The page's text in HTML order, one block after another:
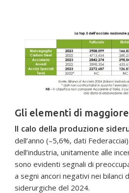
Gli elementi di
Il calo della produzione
dell’anno (–5,6%, dati
dell’industria, unitamente alle
sono evidenti segnali di
a segni ancori negativi nei bilanci
siderurgiche del 2024.